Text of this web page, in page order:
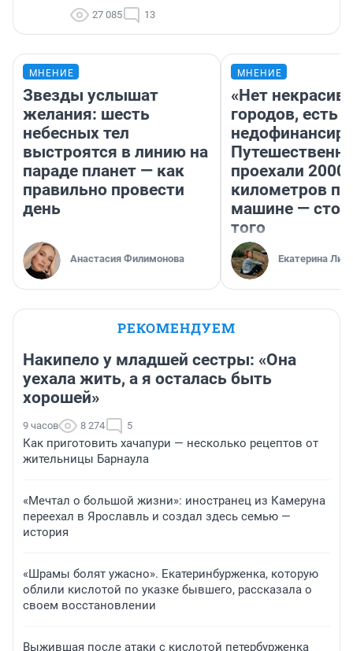
27 085 13
МНЕНИЕ
Звезды услышат
желания: шесть
небесных тел
выстроятся в линию на
параде планет — как
правильно провести
день
Анастасия Филимонова
МНЕНИЕ
«Нет
городов, есть
проехали 2000
километров по
машине —
того
Екатерина
РЕКОМЕНДУЕМ
Накипело у младшей сестры: «Она
уехала жить, а я осталась быть
хорошей»
9 часов 8 274 5
Как приготовить хачапури — несколько рецептов от
жительницы Барнаула
«Мечтал о большой жизни»: иностранец из Камеруна
переехал в Ярославль и создал здесь семью —
история
«Шрамы болят ужасно». Екатеринбурженка, которую
облили кислотой по указке бывшего, рассказала о
своем восстановлении
Выжившая после атаки с кислотой петербурженка